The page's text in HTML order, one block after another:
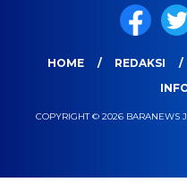
HOME REDAKSI
COPYRIGHT © 2026 BARANEWS